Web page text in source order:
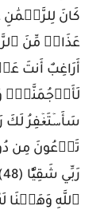
أَرَاغِبٌ أَنتَ
تَدۡعُونَ مِن
ٱللَّهِ